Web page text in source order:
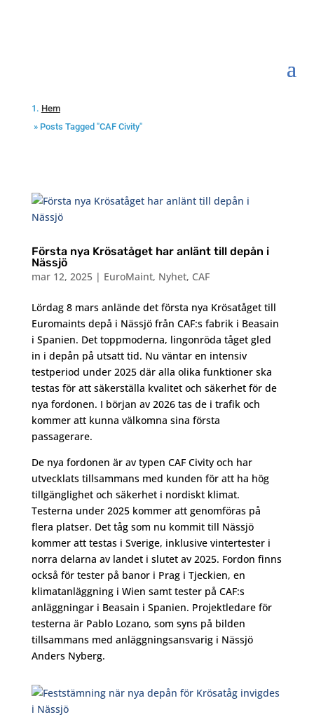
Hem
» Posts Tagged "CAF Civity"
Första nya Krösatåget har anlänt till depån i
Nässjö
mar 12, 2025| EuroMaint, Nyhet, CAF
Lördag 8 mars anlände det första nya Krösatåget till
Euromaints depå i Nässjö från CAF:s fabrik i Beasain
i Spanien. Det toppmoderna, lingonröda tåget gled
in i depån på utsatt tid. Nu väntar en intensiv
testperiod under 2025 där alla olika funktioner ska
testas för att säkerställa kvalitet och säkerhet för de
nya fordonen. I början av 2026 tas de i trafik och
kommer att kunna välkomna sina första
passagerare.
De nya fordonen är av typen CAF Civity och har
utvecklats tillsammans med kunden för att ha hög
tillgänglighet och säkerhet i nordiskt klimat.
Testerna under 2025 kommer att genomföras på
flera platser. Det tåg som nu kommit till Nässjö
kommer att testas i Sverige, inklusive vintertester i
norra delarna av landet i slutet av 2025. Fordon finns
också för tester på banor i Prag i Tjeckien, en
klimatanläggning i Wien samt tester på CAF:s
anläggningar i Beasain i Spanien. Projektledare för
testerna är Pablo Lozano, som syns på bilden
tillsammans med anläggningsansvarig i Nässjö
Anders Nyberg.